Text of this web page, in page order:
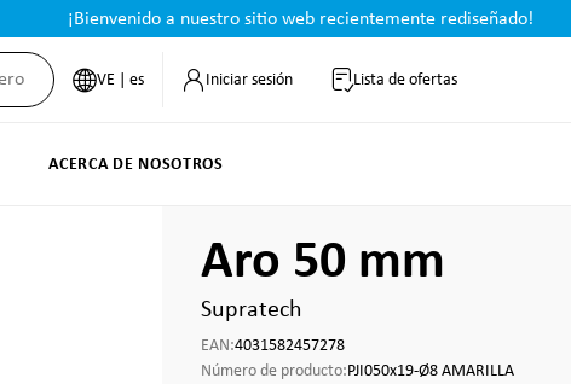
¡Bienvenido a nuestro sitio web recientemente rediseñado!
VE | es Iniciar sesión Lista de ofertas
ACERCA DE NOSOTROS
Aro 50 mm
Supratech
EAN:4031582457278
Número de producto:PJI050x19-Ø8 AMARILLA